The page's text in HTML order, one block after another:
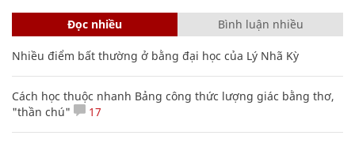
Đọc nhiều Bình luận nhiều
Nhiều điểm bất thường ở bằng đại học của Lý Nhã Kỳ
Cách học thuộc nhanh Bảng công thức lượng giác bằng thơ,
"thần chú"
17